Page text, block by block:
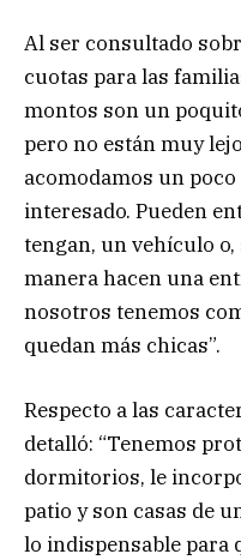
Al ser consultado
cuotas para las
montos son un
pero no están muy
acomodamos un
interesado. Pueden
tengan, un vehículo
manera hacen una
nosotros tenemos
quedan más chicas”.
Respecto a las
detalló: “Tenemos
dormitorios, le
patio y son casas de
lo indispensable para